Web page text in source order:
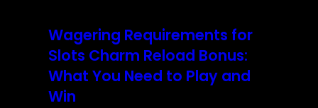
Wagering Requirements for
Slots Charm Reload Bonus:
What You Need to Play and
Win